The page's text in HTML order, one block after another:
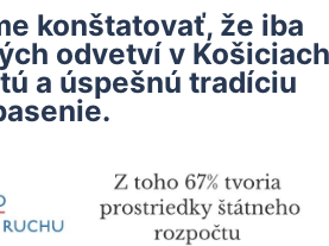
konštatovať, že iba
odvetví v Košiciach
a úspešnú tradíciu